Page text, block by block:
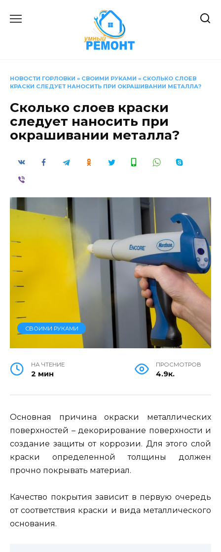
НОВОСТИ ГОРЛОВКИ » СВОИМИ РУКАМИ » СКОЛЬКО СЛОЕВ
КРАСКИ СЛЕДУЕТ НАНОСИТЬ ПРИ ОКРАШИВАНИИ МЕТАЛЛА?
Сколько слоев краски
следует наносить при
окрашивании металла?
СВОИМИ РУКАМИ
НА ЧТЕНИЕ
2 мин
ПРОСМОТРОВ
4.9к.
Основная причина окраски металлических
поверхностей – декорирование поверхности и
создание защиты от коррозии. Для этого слой
краски определенной толщины должен
прочно покрывать материал.
Качество покрытия зависит в первую очередь
от соответствия краски и вида металлического
основания.